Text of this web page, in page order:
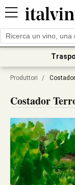
Produttori /
Costador